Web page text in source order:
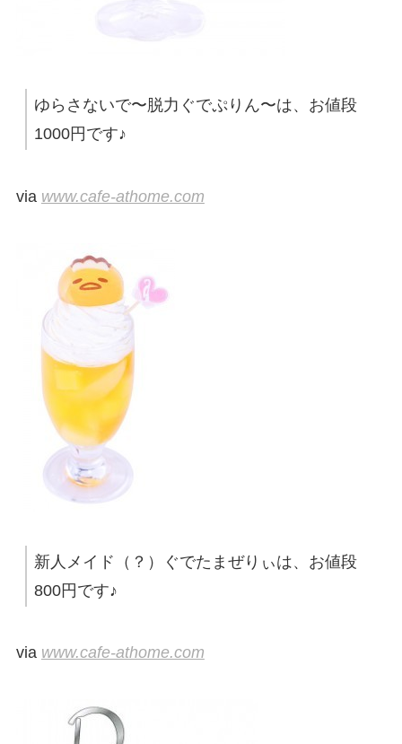
ゆらさないで〜脱力ぐでぷりん〜は、お値段
1000円です♪
via www.cafe-athome.com
新人メイド（？）ぐでたまぜりぃは、お値段
800円です♪
via www.cafe-athome.com